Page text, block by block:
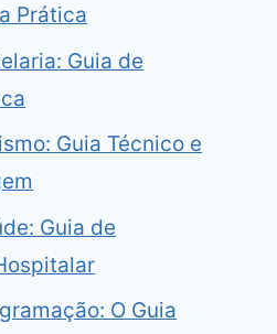
Prática
Guia de
Guia Técnico e
Guia de
O Guia